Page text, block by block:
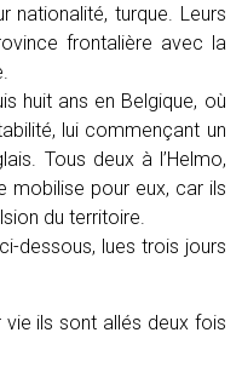
nationalité, turque. Leurs
frontalière avec la
huit ans en Belgique, où
lui commençant un
Tous deux à l’Helmo,
mobilise pour eux, car ils
du territoire.
dessous, lues trois jours
ils sont allés deux fois